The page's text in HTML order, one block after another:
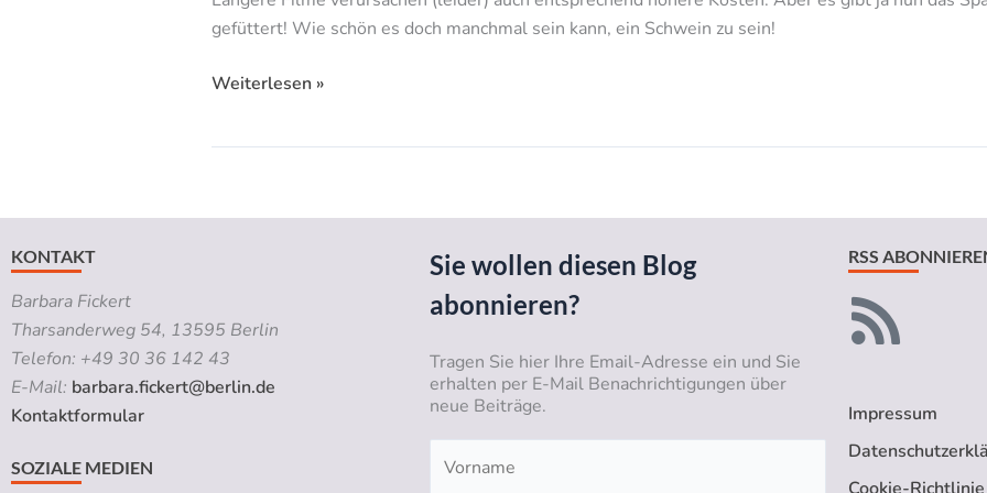
gefüttert! Wie schön es doch manchmal sein kann, ein Schwein zu sein!
Weiterlesen »
KONTAKT
Barbara Fickert
Tharsanderweg 54, 13595 Berlin
Telefon: +49 30 36 142 43
E-Mail: barbara.fickert@berlin.de
Kontaktformular
SOZIALE MEDIEN
Sie wollen diesen Blog
abonnieren?
Tragen Sie hier Ihre Email-Adresse ein und Sie
erhalten per E-Mail Benachrichtigungen über
neue Beiträge.
RSS
Impressum